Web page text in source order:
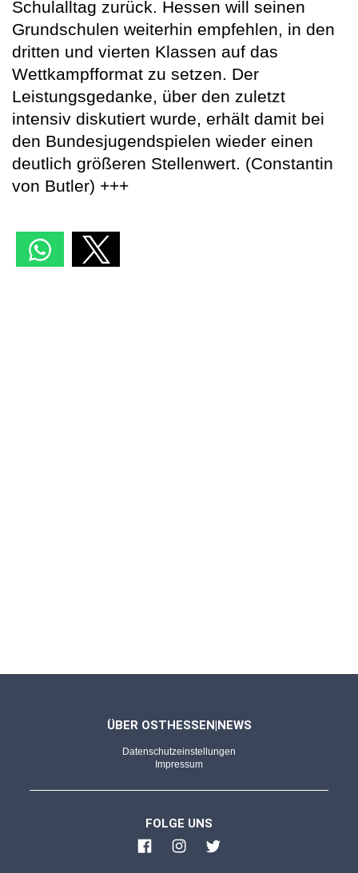
Schulalltag zurück. Hessen will seinen
Grundschulen weiterhin empfehlen, in den
dritten und vierten Klassen auf das
Wettkampfformat zu setzen. Der
Leistungsgedanke, über den zuletzt
intensiv diskutiert wurde, erhält damit bei
den Bundesjugendspielen wieder einen
deutlich größeren Stellenwert. (Constantin
von Butler) +++
ÜBER OSTHESSEN|NEWS
Datenschutzeinstellungen
Impressum
FOLGE UNS